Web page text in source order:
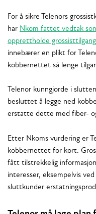
For å sikre Telenors
har Nkom fattet vedtak
opprettholde
innebærer en plikt for
kobbernettet så lenge
Telenor kunngjorde i
besluttet å legge ned
erstatte dette med fiber-
Etter Nkoms vurdering er
kobbernettet for kort.
fått tilstrekkelig
interesser, eksempelvis
sluttkunder